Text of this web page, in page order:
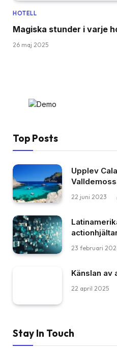
HOTELL
Magiska stunder i varje
26 maj 2025
Top Posts
Upplev
22 juni 2023
23 februari
Känslan av
22 april 2025
Stay In Touch